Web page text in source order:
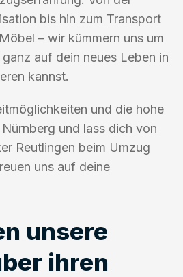
bis hin zum Transport
– wir kümmern uns um
auf dein neues Leben in
kannst.
und die hohe
und lass dich von
Reutlingen beim Umzug
uns auf deine
unsere
ihren